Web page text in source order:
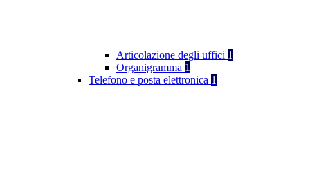
Articolazione degli uffici 1
Organigramma 1
Telefono e posta elettronica 1